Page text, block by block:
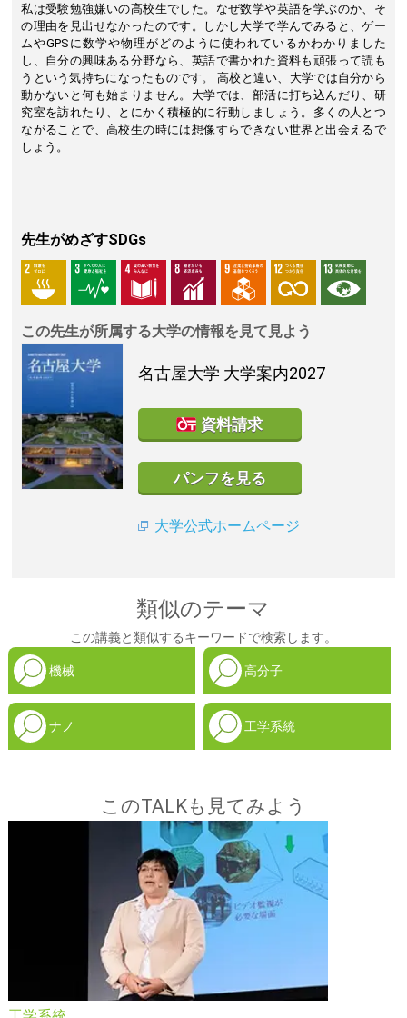
私は受験勉強嫌いの高校生でした。なぜ数学や英語を学ぶのか、そ
の理由を見出せなかったのです。しかし大学で学んでみると、ゲー
ムやGPSに数学や物理がどのように使われているかわかりました
し、自分の興味ある分野なら、英語で書かれた資料も頑張って読も
うという気持ちになったものです。 高校と違い、大学では自分から
動かないと何も始まりません。大学では、部活に打ち込んだり、研
究室を訪れたり、とにかく積極的に行動しましょう。多くの人とつ
ながることで、高校生の時には想像すらできない世界と出会えるで
しょう。
先生がめざすSDGs
この先生が所属する大学の情報を見て見よう
名古屋大学 大学案内2027
資料請求
パンフを見る
大学公式ホームページ
類似のテーマ
この講義と類似するキーワードで検索します。
機械 高分子
ナノ 工学系統
このTALKも見てみよう